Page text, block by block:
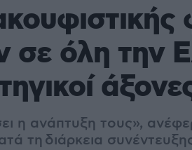
σε όλη την
η ανάπτυξη τους»,
τη διάρκεια